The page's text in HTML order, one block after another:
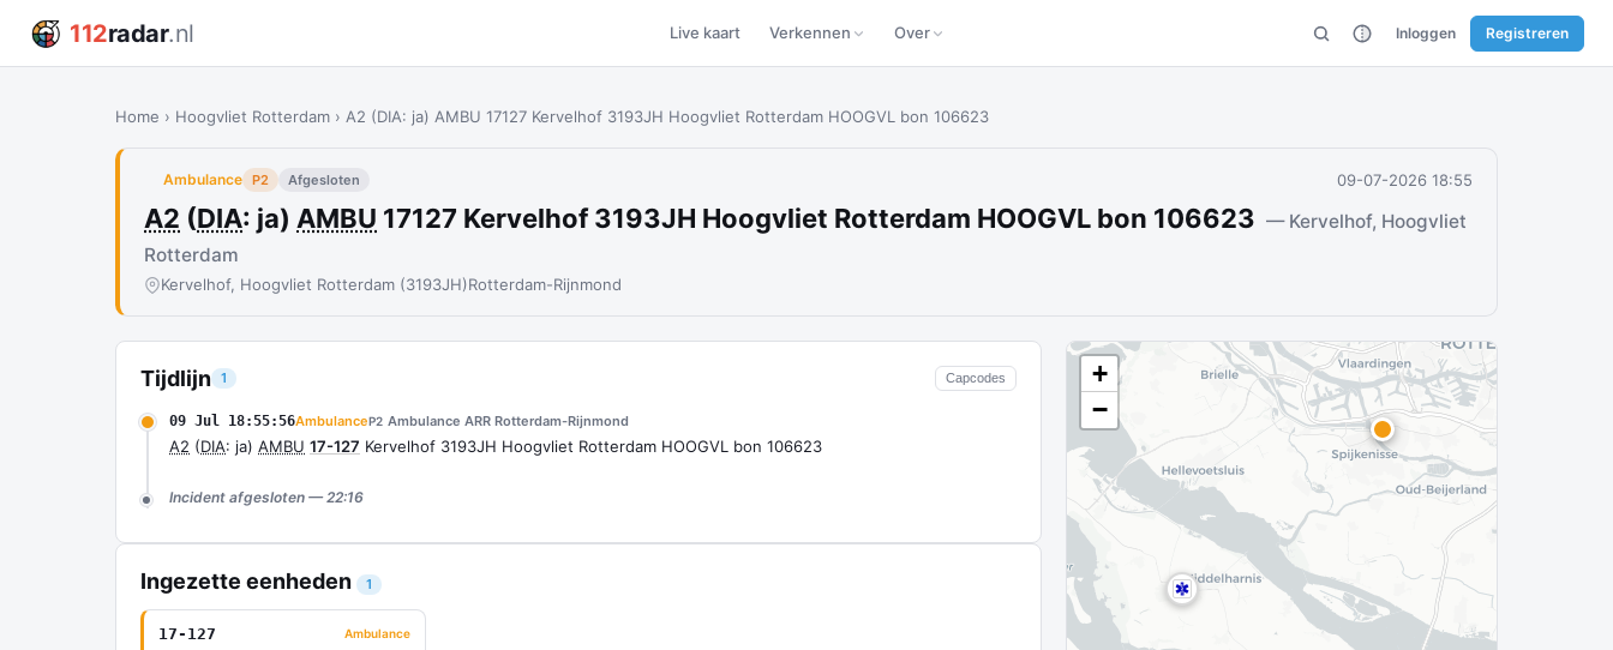
112radar.nl Live kaart Verkennen Over Inloggen Registreren
Home › Hoogvliet Rotterdam › A2 (DIA: ja) AMBU 17127 Kervelhof 3193JH Hoogvliet Rotterdam HOOGVL bon 106623
Ambulance P2 Afgesloten 09-07-2026 18:55
A2 (DIA: ja) AMBU 17127 Kervelhof 3193JH Hoogvliet Rotterdam HOOGVL bon 106623 — Kervelhof, Hoogvliet
Rotterdam
Kervelhof, Hoogvliet Rotterdam (3193JH)Rotterdam-Rijnmond
Tijdlijn 1 Capcodes
09 Jul 18:55:56AmbulanceP2 Ambulance ARR Rotterdam-Rijnmond
A2 (DIA: ja) AMBU 17-127 Kervelhof 3193JH Hoogvliet Rotterdam HOOGVL bon 106623
Incident afgesloten — 22:16
Ingezette eenheden 1
17-127 Ambulance
+
−